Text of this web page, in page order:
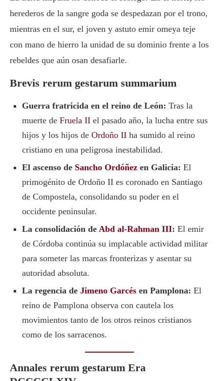
herederos de la sangre goda se despedazan por el trono,
mientras en el sur, el joven y astuto emir omeya teje
con mano de hierro la unidad de su dominio frente a los
rebeldes que aún osan desafiarle.
Brevis rerum gestarum summarium
Guerra fratricida en el reino de León: Tras la
muerte de Fruela II el pasado año, la lucha entre sus
hijos y los hijos de Ordoño II ha sumido al reino
cristiano en una peligrosa inestabilidad.
El ascenso de Sancho Ordóñez en Galicia: El
primogénito de Ordoño II es coronado en Santiago
de Compostela, consolidando su poder en el
occidente peninsular.
La consolidación de Abd al-Rahman III: El emir
de Córdoba continúa su implacable actividad militar
para someter las marcas fronterizas y asentar su
autoridad absoluta.
La regencia de Jimeno Garcés en Pamplona: El
reino de Pamplona observa con cautela los
movimientos tanto de los otros reinos cristianos
como de los sarracenos.
Annales rerum gestarum Era